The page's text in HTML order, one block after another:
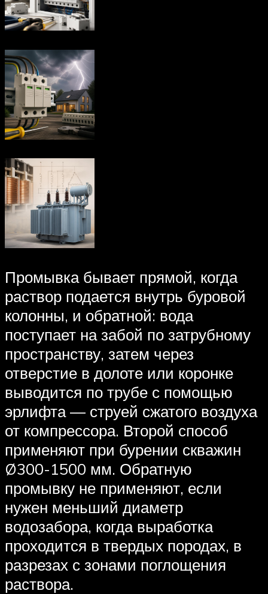
Промывка бывает прямой, когда
раствор подается внутрь буровой
колонны, и обратной: вода
поступает на забой по затрубному
пространству, затем через
отверстие в долоте или коронке
выводится по трубе с помощью
эрлифта — струей сжатого воздуха
от компрессора. Второй способ
применяют при бурении скважин
Ø300-1500 мм. Обратную
промывку не применяют, если
нужен меньший диаметр
водозабора, когда выработка
проходится в твердых породах, в
разрезах с зонами поглощения
раствора.